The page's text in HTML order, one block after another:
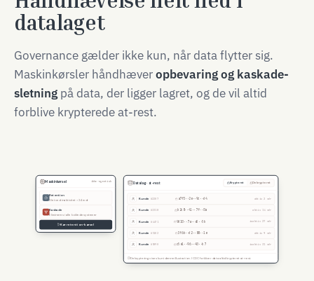
datalaget
Governance gælder ikke kun, når data flytter sig.
Maskinkørsler håndhæveropbevaring og kaskade-
sletningpå data, der ligger lagret, og de vil altid
forblive krypterede at-rest.
Maskinkørsel ikke-agentisk
Retention
Slet ved inaktivitet > 24 mdr
Kaskade
Elimineres i alle koblede systemer
Kør retention-kørsel
Datalag · at-rest Krypteret Dekrypteret
Kunde #2207 a7f3··2e··9c··d4 aktiv 2 mdr
Kunde b2c8··41··7f··0a aktiv 14 mdr
Kunde #4471 9d10··7a··e3··5b inaktiv 27 mdr
Kunde #5102 3f6b··d2··88··1e aktiv 9 mdr
Kunde #5890 c5e1··96··40··b7 inaktiv 31 mdr
Dekryptering vises kun i denne illustration. I CDC forbliver data altid krypteret at-rest.